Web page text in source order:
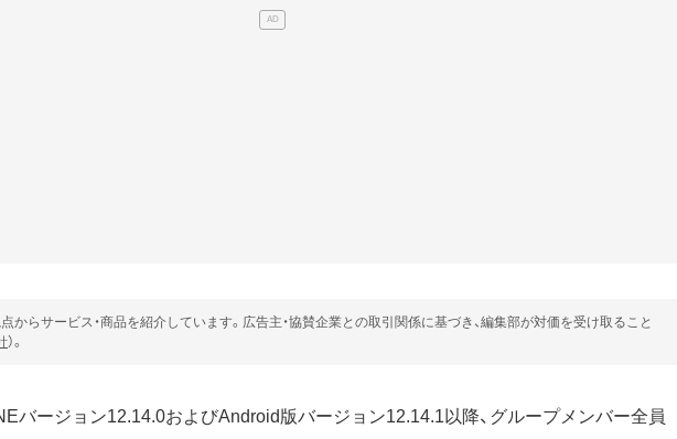
からサービス・商品を紹介しています。広告主・協賛企業との取引関係に基づき、編集部が対価を受け取ること
）。
バージョン12.14.0およびAndroid版バージョン12.14.1以降、グループメンバー全員